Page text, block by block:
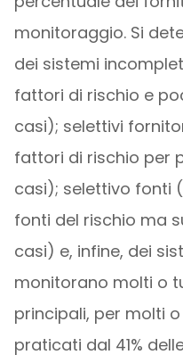
monitoraggio. Si
dei sistemi
fattori di rischio e
casi); selettivi
fattori di rischio per
casi); selettivo fonti
fonti del rischio ma
casi) e, infine, dei
monitorano molti o
principali, per molti
praticati dal 41%